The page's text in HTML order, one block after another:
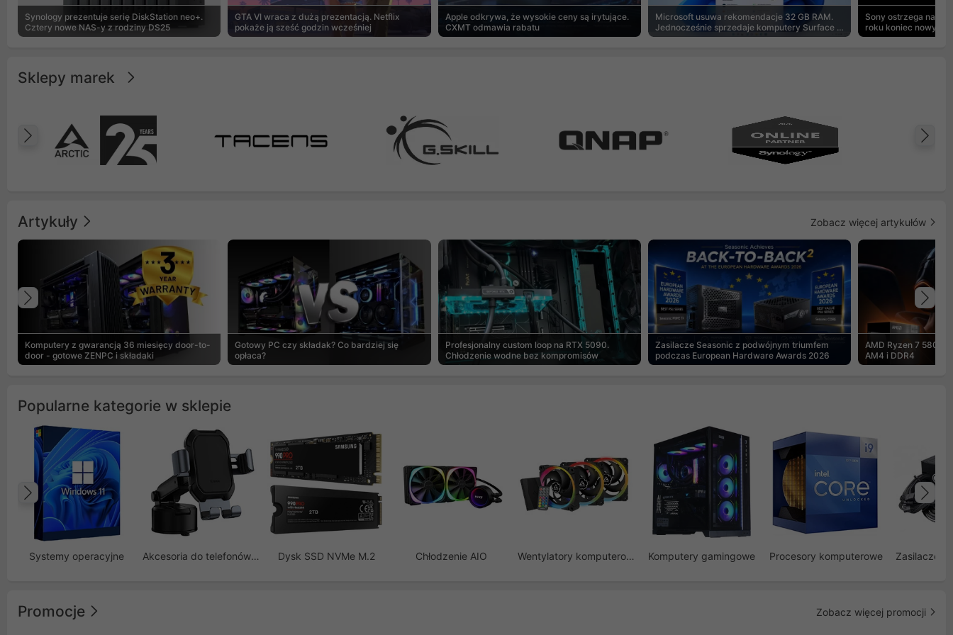
Synology prezentuje serię DiskStation neo+.
Cztery nowe NAS-y z rodziny DS25
GTA VI wraca z dużą prezentacją. Netflix
pokaże ją sześć godzin wcześniej
Apple odkrywa, że wysokie ceny są irytujące.
CXMT odmawia rabatu
Microsoft usuwa rekomendacje 32 GB RAM.
Jednocześnie sprzedaje komputery Surface z
8 GB
Sony ostrzega na
roku koniec nowych
Sklepy marek
Poprzedni
Artykuły Zobacz więcej artykułów
Komputery z gwarancją 36 miesięcy door-to-
door - gotowe ZENPC i składaki
Gotowy PC czy składak? Co bardziej się
opłaca?
Profesjonalny custom loop na RTX 5090.
Chłodzenie wodne bez kompromisów
Zasilacze Seasonic z podwójnym triumfem
podczas European Hardware Awards 2026
AMD Ryzen 7
AM4 i DDR4
Poprzedni
Popularne kategorie w sklepie
Systemy operacyjne Akcesoria do telefonów GSM Dysk SSD NVMe M.2 Chłodzenie AIO Wentylatory komputerowe Komputery gamingowe Procesory komputerowe Zasilacze
Poprzedni
Promocje Zobacz więcej promocji